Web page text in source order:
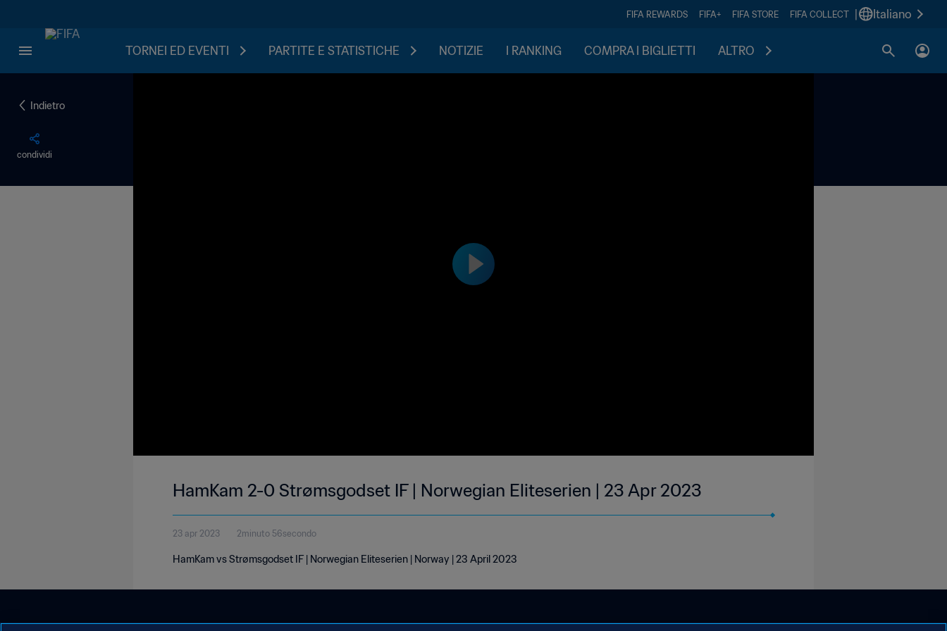
FIFA REWARDS FIFA+ FIFA STORE FIFA COLLECT Italiano
TORNEI ED EVENTI PARTITE E STATISTICHE NOTIZIE I RANKING COMPRA I BIGLIETTI ALTRO
Indietro
condividi
HamKam 2-0 Strømsgodset IF | Norwegian Eliteserien | 23 Apr 2023
23 apr 2023 2minuto 56secondo
HamKam vs Strømsgodset IF | Norwegian Eliteserien | Norway | 23 April 2023